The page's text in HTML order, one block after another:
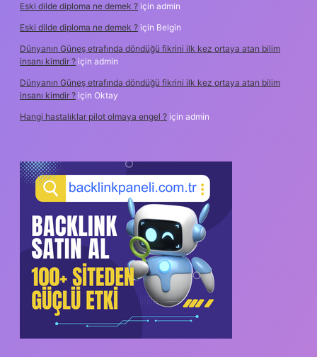
Eski dilde diploma ne demek ? için admin
Eski dilde diploma ne demek ? için Belgin
Dünyanın Güneş etrafında döndüğü fikrini ilk kez ortaya atan bilim
insanı kimdir ? için admin
Dünyanın Güneş etrafında döndüğü fikrini ilk kez ortaya atan bilim
insanı kimdir ? için Oktay
Hangi hastalıklar pilot olmaya engel ? için admin